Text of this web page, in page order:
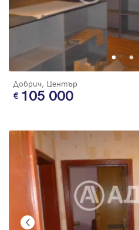
Добрич, Център
105 000
Парола